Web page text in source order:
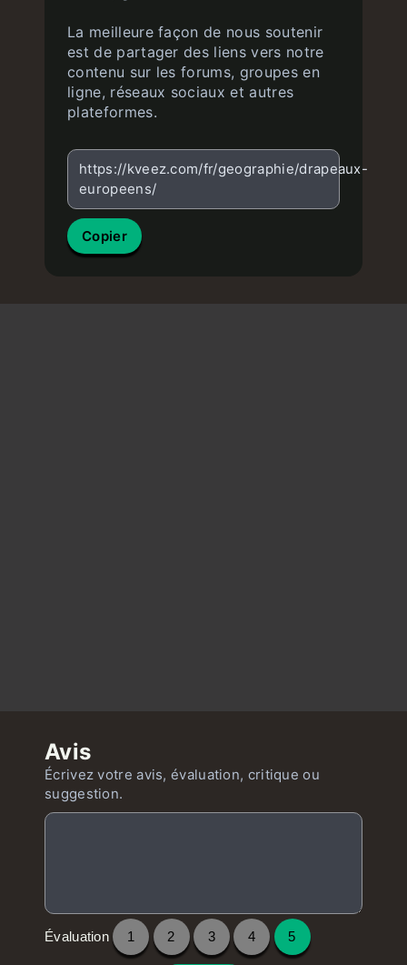
La meilleure façon de nous soutenir
est de partager des liens vers notre
contenu sur les forums, groupes en
ligne, réseaux sociaux et autres
plateformes.
https://kveez.com/fr/geographie/drapeaux-
europeens/
Copier
Avis
Écrivez votre avis, évaluation, critique ou
suggestion.
Évaluation 1 2 3 4 5